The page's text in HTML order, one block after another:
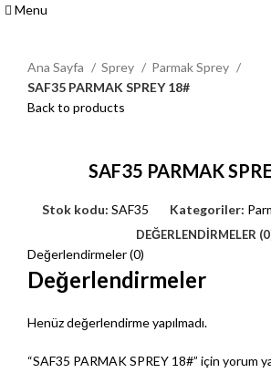
Menu
Ana Sayfa Sprey
Parmak Sprey
SAF35 PARMAK SPREY 18#
Back to products
SAF35 PARMAK
Stok kodu: SAF35 Kategoriler:
DEĞERLENDIRMELER
Değerlendirmeler (0)
Değerlendirmeler
Henüz değerlendirme yapılmadı.
“SAF35 PARMAK SPREY 18#” için yorum